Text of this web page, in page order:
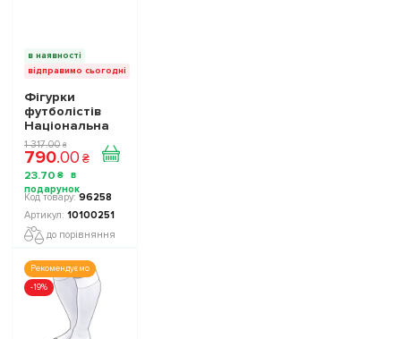
в наявності
відправимо сьогодні
Фігурки
футболістів
Національна
Збірна України
TOP FOOTBALL
STARS
Collection 2
10100251
1 317.00 ₴
790.00 ₴
23.70 ₴
96258
10100251
до порівняння
Рекомендуємо
-19%